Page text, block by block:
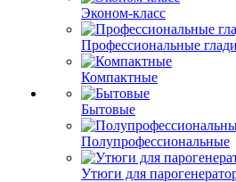
Эконом-класс
Профессиональные
Компактные
Бытовые
Полупрофессиональные
Утюги для